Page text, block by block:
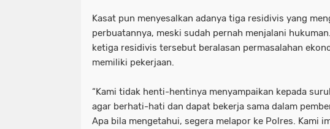
Kasat pun menyesalkan adanya tiga residivis yang
perbuatannya, meski sudah pernah menjalani
ketiga residivis tersebut beralasan permasalahan
memiliki pekerjaan.
“Kami tidak henti-hentinya menyampaikan kepada
agar berhati-hati dan dapat bekerja sama dalam
Apa bila mengetahui, segera melapor ke Polres. Kami